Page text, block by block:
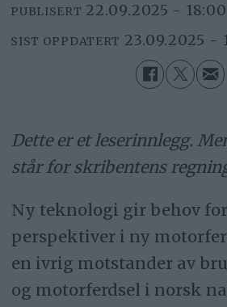
PUBLISERT 22.09.2025 - 18:00
SIST OPPDATERT 23.09.2025 -
Dette er et leserinnlegg.
står for skribentens
Ny teknologi gir behov
perspektiver i ny
en ivrig motstander av
og motorferdsel i norsk